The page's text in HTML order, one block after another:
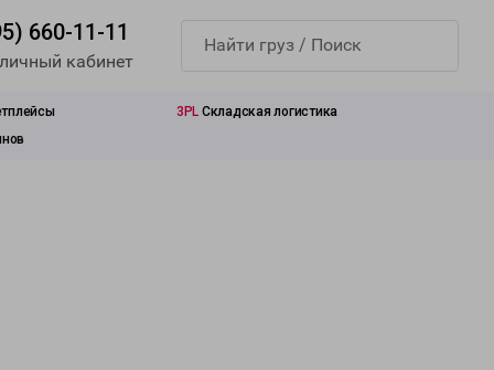
660-11-11
кабинет
3PL Складская логистика